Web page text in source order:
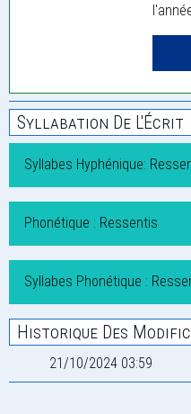
Syllabation De L'Écrit
Syllabes Hyphénique:
Phonétique : Ressentis
Syllabes Phonétique :
Historique Des
21/10/2024 03:59